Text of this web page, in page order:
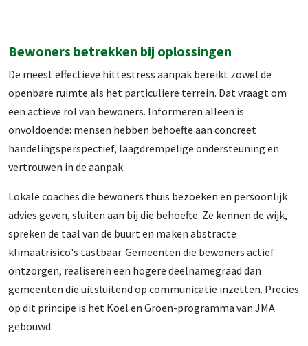
Bewoners betrekken bij oplossingen
De meest effectieve hittestress aanpak bereikt zowel de
openbare ruimte als het particuliere terrein. Dat vraagt om
een actieve rol van bewoners. Informeren alleen is
onvoldoende: mensen hebben behoefte aan concreet
handelingsperspectief, laagdrempelige ondersteuning en
vertrouwen in de aanpak.
Lokale coaches die bewoners thuis bezoeken en persoonlijk
advies geven, sluiten aan bij die behoefte. Ze kennen de wijk,
spreken de taal van de buurt en maken abstracte
klimaatrisico's tastbaar. Gemeenten die bewoners actief
ontzorgen, realiseren een hogere deelnamegraad dan
gemeenten die uitsluitend op communicatie inzetten. Precies
op dit principe is het Koel en Groen-programma van JMA
gebouwd.